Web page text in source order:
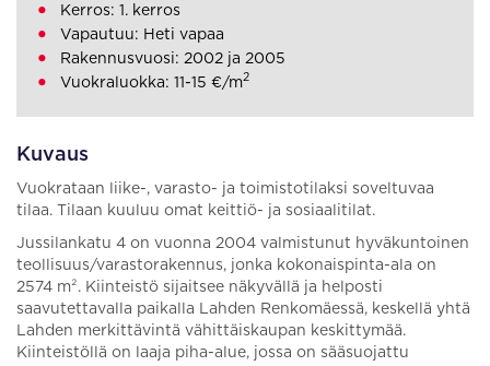
Kuvaus
Vuokrataan liike-, varasto- ja toimistotilaksi soveltuvaa
tilaa. Tilaan kuuluu omat keittiö- ja sosiaalitilat.
Jussilankatu 4 on vuonna 2004 valmistunut hyväkuntoinen
teollisuus/varastorakennus, jonka kokonaispinta-ala on
2574 m². Kiinteistö sijaitsee näkyvällä ja helposti
saavutettavalla paikalla Lahden Renkomäessä, keskellä yhtä
Lahden merkittävintä vähittäiskaupan keskittymää.
Kiinteistöllä on laaja piha-alue, jossa on sääsuojattu
Kerros: 1. kerros
Vapautuu: Heti vapaa
Rakennusvuosi: 2002 ja 2005
Vuokraluokka: 11-15 €/m2